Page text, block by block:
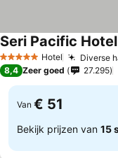
5 Sterren Hotel Diverse
Seri Pacific
8,4 Zeer goed 27.295
Van € 51
Bekijk prijzen van 15